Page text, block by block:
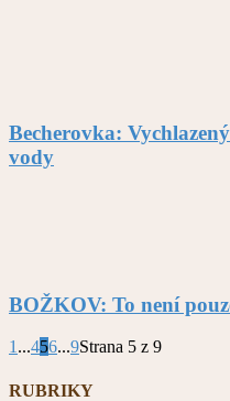
Becherovka:
vody
BOŽKOV: To není
1 ...456...9Strana 5 z 9
RUBRIKY